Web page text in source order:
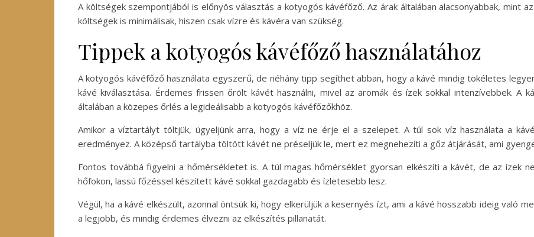
A költségek szempontjából is előnyös választás a kotyogós kávéfőző. Az árak általában alacsonyabbak, mint
költségek is minimálisak, hiszen csak vízre és kávéra van szükség.
Tippek a kotyogós kávéfőző használatához
A kotyogós kávéfőző használata egyszerű, de néhány tipp segíthet abban, hogy a kávé mindig tökéletes
kávé kiválasztása. Érdemes frissen őrölt kávét használni, mivel az aromák és ízek sokkal intenzívebbek. A
általában a közepes őrlés a legideálisabb a kotyogós kávéfőzőkhöz.
Amikor a víztartályt töltjük, ügyeljünk arra, hogy a víz ne érje el a szelepet. A túl sok víz használata a
eredményez. A középső tartályba töltött kávét ne préseljük le, mert ez megnehezíti a gőz átjárását, ami
Fontos továbbá figyelni a hőmérsékletet is. A túl magas hőmérséklet gyorsan elkészíti a kávét, de az ízek
hőfokon, lassú főzéssel készített kávé sokkal gazdagabb és ízletesebb lesz.
Végül, ha a kávé elkészült, azonnal öntsük ki, hogy elkerüljük a kesernyés ízt, ami a kávé hosszabb ideig való
a legjobb, és mindig érdemes élvezni az elkészítés pillanatát.